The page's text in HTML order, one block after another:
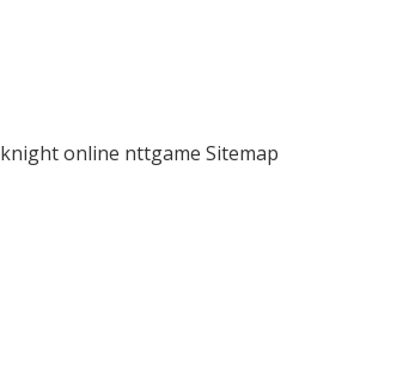
knight online nttgame Sitemap